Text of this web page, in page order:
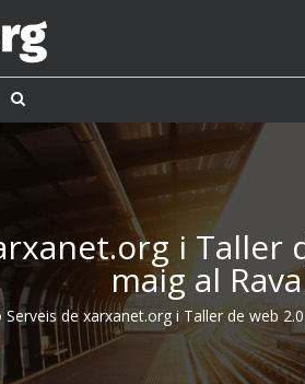
i
maig al
Serveis de xarxanet.org i Taller de web